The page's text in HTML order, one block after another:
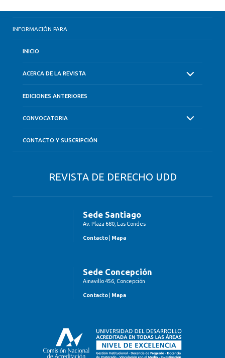
INFORMACIÓN PARA
INICIO
ACERCA DE LA REVISTA
EDICIONES ANTERIORES
CONVOCATORIA
CONTACTO Y SUSCRIPCIÓN
REVISTA DE DERECHO UDD
Sede Santiago
Av. Plaza 680, Las Condes
Contacto Mapa
Sede Concepción
Ainavillo 456, Concepción
Contacto Mapa